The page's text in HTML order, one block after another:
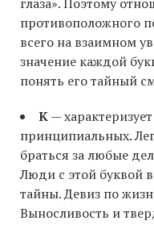
противоположного
всего на взаимном
значение каждой
понять его тайный
К—
принципиальных.
браться за любые
Люди с этой буквой
тайны. Девиз по
Выносливость и